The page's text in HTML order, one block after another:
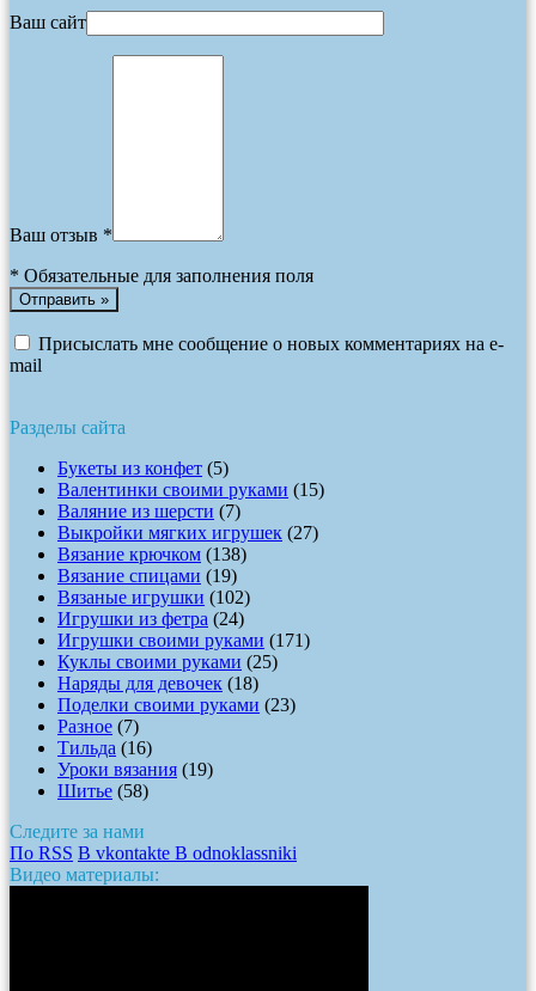
Ваш сайт
Ваш отзыв *
* Обязательные для заполнения поля
Присыслать мне сообщение о новых комментариях на e-
mail
Разделы сайта
Букеты из конфет (5)
Валентинки своими руками (15)
Валяние из шерсти (7)
Выкройки мягких игрушек (27)
Вязание крючком (138)
Вязание спицами (19)
Вязаные игрушки (102)
Игрушки из фетра (24)
Игрушки своими руками (171)
Куклы своими руками (25)
Наряды для девочек (18)
Поделки своими руками (23)
Разное (7)
Тильда (16)
Уроки вязания (19)
Шитье (58)
Следите за нами
По RSS В vkontakte В odnoklassniki
Видео материалы: